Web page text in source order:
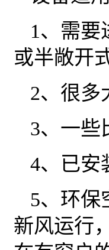
1、需要
或半敞开
2、很多
3、一些
4、已安
5、环保
新风运行